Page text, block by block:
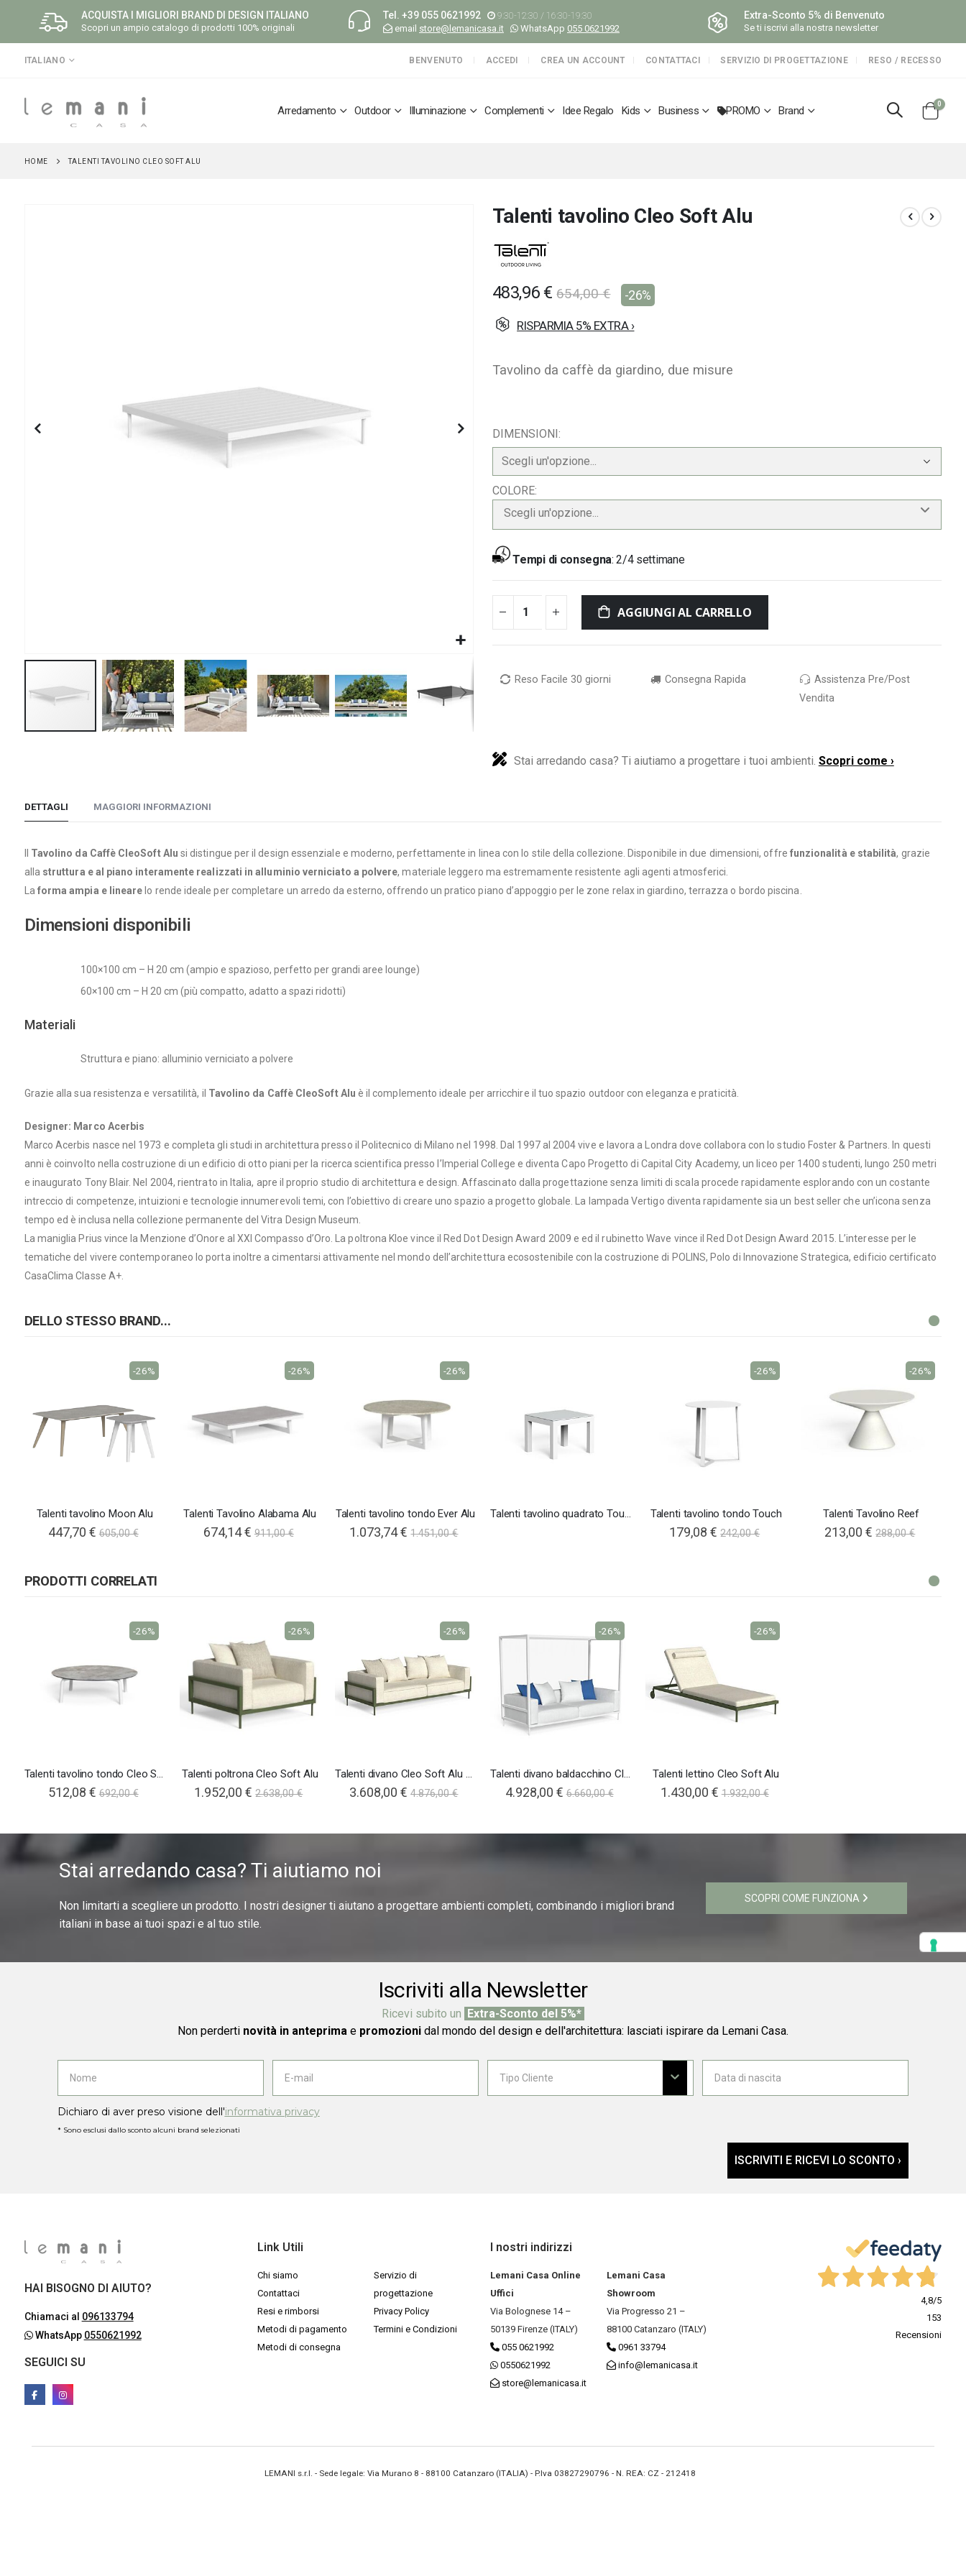
ACQUISTA I MIGLIORI BRAND DI DESIGN ITALIANO
Scopri un ampio catalogo di prodotti 100% originali
Tel. +39 055 0621992
9:30-12:30 / 16:30-19:30
email store@lemanicasa.it WhatsApp 055 0621992
Extra-Sconto 5% di Benvenuto
Se ti iscrivi alla nostra newsletter
LINGUA
ITALIANO BENVENUTO ACCEDI CREA UN ACCOUNT CONTATTACI SERVIZIO DI PROGETTAZIONE RESO / RECESSO
Arredamento Outdoor Illuminazione Complementi Idee Regalo Kids Business PROMO Brand
Cart
0
HOME TALENTI TAVOLINO CLEO SOFT ALU
di
Talenti tavolino Cleo Soft Alu
483,96 € 654,00 € -26%
RISPARMIA 5% EXTRA ›
Tavolino da caffè da giardino, due misure
DIMENSIONI
COLORE
Scegli un'opzione...
Tempi di consegna:2/4 settimane
AGGIUNGI AL CARRELLO
Reso Facile 30 giorni Consegna Rapida
Assistenza Pre/Post
Vendita
Stai arredando casa? Ti aiutiamo a progettare i tuoi ambienti. Scopri come ›
DETTAGLI
Il Tavolino da Caffè CleoSoft Alu si distingue per il design essenziale e moderno, perfettamente in linea con lo stile della collezione. Disponibile in due dimensioni, offre funzionalità e stabilità, grazie
alla struttura e al piano interamente realizzati in alluminio verniciato a polvere, materiale leggero ma estremamente resistente agli agenti atmosferici.
La forma ampia e linearelo rende ideale per completare un arredo da esterno, offrendo un pratico piano d’appoggio per le zone relax in giardino, terrazza o bordo piscina.
Dimensioni disponibili
100×100 cm – H 20 cm (ampio e spazioso, perfetto per grandi aree lounge)
60×100 cm – H 20 cm (più compatto, adatto a spazi ridotti)
Materiali
Struttura e piano: alluminio verniciato a polvere
Grazie alla sua resistenza e versatilità, il Tavolino da Caffè CleoSoft Alu è il complemento ideale per arricchire il tuo spazio outdoor con eleganza e praticità.
Designer: Marco Acerbis
Marco Acerbis nasce nel 1973 e completa gli studi in architettura presso il Politecnico di Milano nel 1998. Dal 1997 al 2004 vive e lavora a Londra dove collabora con lo studio Foster & Partners. In questi
anni è coinvolto nella costruzione di un edificio di otto piani per la ricerca scientifica presso l’Imperial College e diventa Capo Progetto di Capital City Academy, un liceo per 1400 studenti, lungo 250 metri
e inaugurato Tony Blair. Nel 2004, rientrato in Italia, apre il proprio studio di architettura e design. Affascinato dalla progettazione senza limiti di scala procede rapidamente esplorando con un costante
intreccio di competenze, intuizioni e tecnologie innumerevoli temi, con l’obiettivo di creare uno spazio a progetto globale. La lampada Vertigo diventa rapidamente sia un best seller che un’icona senza
tempo ed è inclusa nella collezione permanente del Vitra Design Museum.
La maniglia Prius vince la Menzione d’Onore al XXI Compasso d’Oro. La poltrona Kloe vince il Red Dot Design Award 2009 e ed il rubinetto Wave vince il Red Dot Design Award 2015. L’interesse per le
tematiche del vivere contemporaneo lo porta inoltre a cimentarsi attivamente nel mondo dell’architettura ecosostenibile con la costruzione di POLINS, Polo di Innovazione Strategica, edificio certificato
CasaClima Classe A+.
MAGGIORI INFORMAZIONI
DELLO STESSO BRAND...
Talenti tavolino Moon Alu
447,70 € 605,00 €
-26%
Talenti Tavolino Alabama Alu
674,14 € 911,00 €
-26%
Talenti tavolino tondo Ever Alu
1.073,74 € 1.451,00 €
-26%
Talenti tavolino quadrato Touch Talenti tavolino tondo Touch
179,08 € 242,00 €
-26%
Talenti Tavolino Reef
213,00 € 288,00 €
-26%
PRODOTTI CORRELATI
Talenti tavolino tondo Cleo Soft Alu
512,08 € 692,00 €
-26%
Talenti poltrona Cleo Soft Alu
1.952,00 € 2.638,00 €
-26%
Talenti divano Cleo Soft Alu 3p
3.608,00 € 4.876,00 €
-26%
Talenti divano baldacchino Cleo Soft Alu
4.928,00 € 6.660,00 €
-26%
Talenti lettino Cleo Soft Alu
1.430,00 € 1.932,00 €
-26%
Stai arredando casa? Ti aiutiamo noi
Non limitarti a scegliere un prodotto. I nostri designer ti aiutano a progettare ambienti completi, combinando i migliori brand
italiani in base ai tuoi spazi e al tuo stile.
SCOPRI COME FUNZIONA
Iscriviti alla Newsletter
Ricevi subito un Extra-Sconto del 5%*
Non perderti novità in anteprima e promozionidal mondo del design e dell'architettura: lasciati ispirare da Lemani Casa.
Dichiaro di aver preso visione dell'informativa privacy
* Sono esclusi dallo sconto alcuni brand selezionati
ISCRIVITI E RICEVI LO SCONTO ›
HAI BISOGNO DI AIUTO?
Chiamaci al 096133794
WhatsApp 0550621992
SEGUICI SU
Link Utili
Chi siamo
Contattaci
Resi e rimborsi
Metodi di pagamento
Metodi di consegna
Servizio di
progettazione
Privacy Policy
Termini e Condizioni
I nostri indirizzi
Lemani Casa Online
Uffici
Via Bolognese 14 –
50139 Firenze (ITALY)
055 0621992
0550621992
store@lemanicasa.it
Lemani Casa
Showroom
Via Progresso 21 –
88100 Catanzaro (ITALY)
0961 33794
info@lemanicasa.it
4,8/5
153
Recensioni
LEMANI s.r.l. - Sede legale: Via Murano 8 - 88100 Catanzaro (ITALIA) - P.Iva 03827290796 - N. REA: CZ - 212418